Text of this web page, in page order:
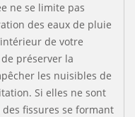
ne se limite pas
des eaux de pluie
de votre
préserver la
les nuisibles de
Si elles ne sont
fissures se formant